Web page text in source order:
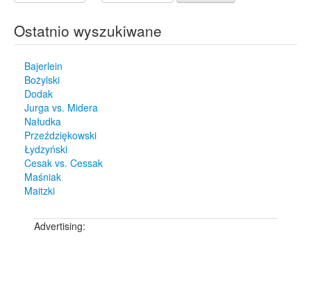
Ostatnio wyszukiwane
Bajerlein
Bożylski
Dodak
Jurga vs. Midera
Nałudka
Przeździękowski
Łydzyński
Cesak vs. Cessak
Maśniak
Maitzki
Advertising: